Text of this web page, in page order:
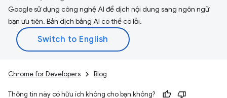
Google sử dụng công nghệ AI để dịch nội dung sang ngôn ngữ
bạn ưu tiên. Bản dịch bằng AI có thể có lỗi.
Chrome for Developers Blog
Thông tin này có hữu ích không cho bạn không?